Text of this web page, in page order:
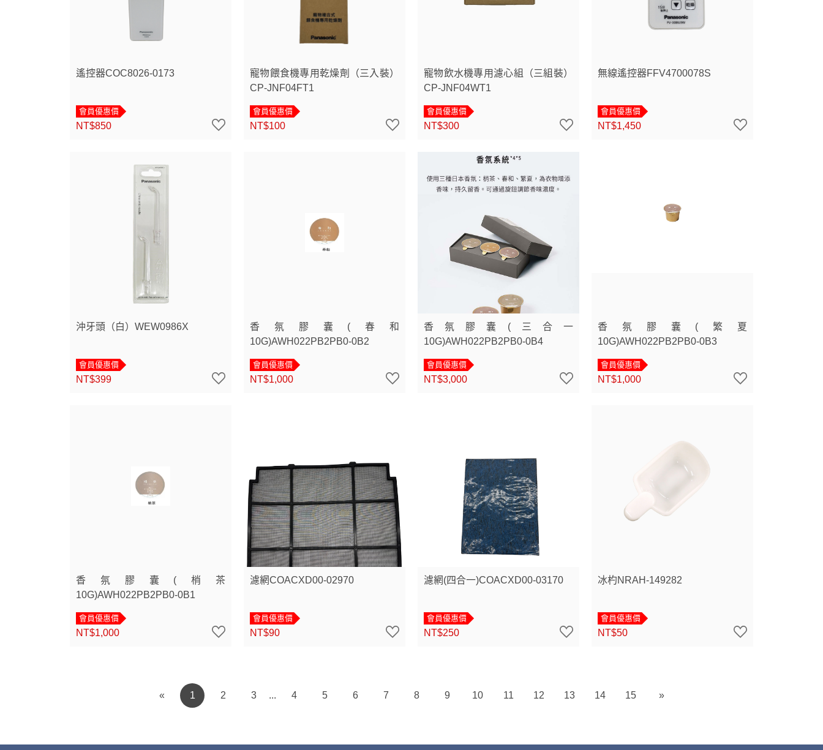
遙控器COC8026-0173
會員優惠價
NT$850
寵物餵食機專用乾燥劑（三入裝）
CP-JNF04FT1
會員優惠價
NT$100
寵物飲水機專用濾心組（三組裝）
CP-JNF04WT1
會員優惠價
NT$300
無線遙控器FFV4700078S
會員優惠價
NT$1,450
沖牙頭（白）WEW0986X
會員優惠價
NT$399
香氛膠囊(春和
10G)AWH022PB2PB0-0B2
會員優惠價
NT$1,000
香氛膠囊(三合一
10G)AWH022PB2PB0-0B4
會員優惠價
NT$3,000
香氛膠囊(繁夏
10G)AWH022PB2PB0-0B3
會員優惠價
NT$1,000
香氛膠囊(梢茶
10G)AWH022PB2PB0-0B1
會員優惠價
NT$1,000
濾網COACXD00-02970
會員優惠價
NT$90
濾網(四合一)COACXD00-03170
會員優惠價
NT$250
冰杓NRAH-149282
會員優惠價
NT$50
« 1 2 3 4 5 6 7 8 9 10 11 12 13 14 15 »